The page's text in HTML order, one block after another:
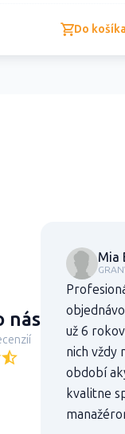
Do košíka
nás
Mia
už 6
nich vždy
období
kvalitne